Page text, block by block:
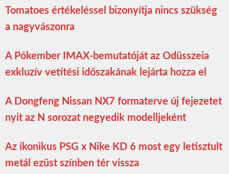
Tomatoes értékeléssel bizonyítja nincs szükség
a nagyvászonra
A Pókember IMAX-bemutatóját az Odüsszeia
exkluzív vetítési időszakának lejárta hozza el
A Dongfeng Nissan NX7 formaterve új fejezetet
nyit az N sorozat negyedik modelljeként
Az ikonikus PSG x Nike KD 6 most egy letisztult
metál ezüst színben tér vissza